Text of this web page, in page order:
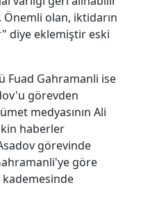
olan, iktidarın
diye eklemiştir eski
Fuad Gahramanli ise
görevden
medyasının Ali
haberler
görevinde
göre